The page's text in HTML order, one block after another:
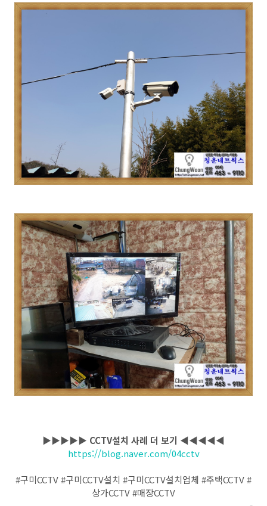
▶▶▶▶▶ CCTV설치 사례 더 보기 ◀◀◀◀◀
https://blog.naver.com/04cctv
#구미CCTV #구미CCTV설치 #구미CCTV설치업체 #주택CCTV #
상가CCTV #매장CCTV